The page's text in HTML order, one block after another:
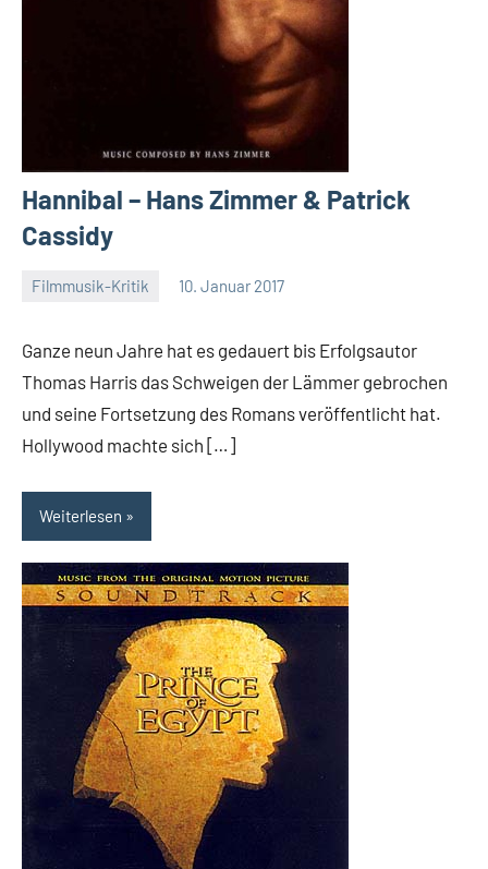
Hannibal – Hans Zimmer & Patrick
Cassidy
Filmmusik-Kritik 10. Januar 2017
Ganze neun Jahre hat es gedauert bis Erfolgsautor
Thomas Harris das Schweigen der Lämmer gebrochen
und seine Fortsetzung des Romans veröffentlicht hat.
Hollywood machte sich […]
Weiterlesen